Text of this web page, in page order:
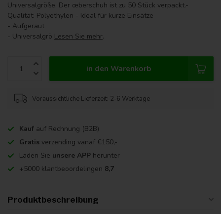
Universalgröße. Der œberschuh ist zu 50 Stück verpackt.-
Qualität: Polyethylen - Ideal für kurze Einsätze
- Aufgeraut
- Universalgrö Lesen Sie mehr.
in den Warenkorb
Voraussichtliche Lieferzeit: 2-6 Werktage
Kauf auf Rechnung (B2B)
Gratis verzending vanaf €150,-
Laden Sie unsere APP herunter
+5000 klantbeoordelingen 8,7
Produktbeschreibung